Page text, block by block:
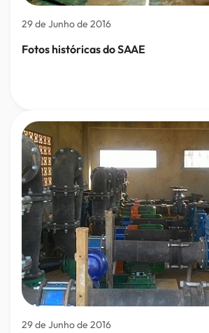
29 de Junho de 2016
Fotos históricas do SAAE
29 de Junho de 2016